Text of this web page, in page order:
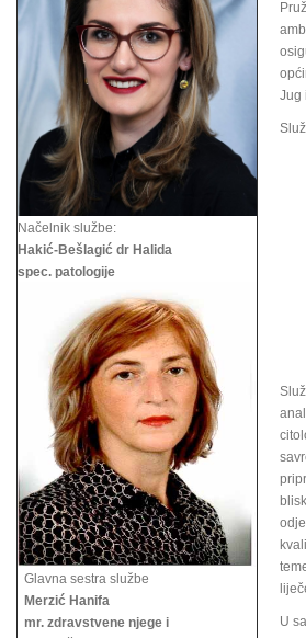
Načelnik službe:
Hakić-Bešlagić dr Halida
spec. patologije
Glavna sestra službe
Merzić Hanifa
mr. zdravstvene njege i
Jug
U